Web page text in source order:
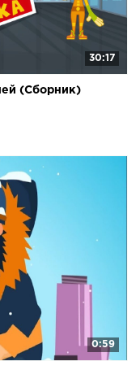
30:17
(Сборник)
0:59